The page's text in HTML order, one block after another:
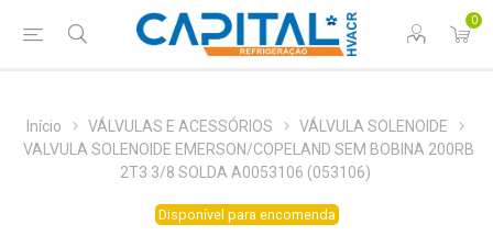
0
Início VÁLVULAS E ACESSÓRIOS
VÁLVULA SOLENOIDE
VALVULA SOLENOIDE EMERSON/COPELAND SEM BOBINA 200RB
2T3 3/8 SOLDA A0053106 (053106)
Disponível para encomenda